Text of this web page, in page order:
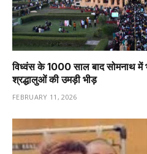
विध्वंस के 1000 साल बाद सोमनाथ में
श्रद्धालुओं की उमड़ी भीड़
FEBRUARY 11, 2026